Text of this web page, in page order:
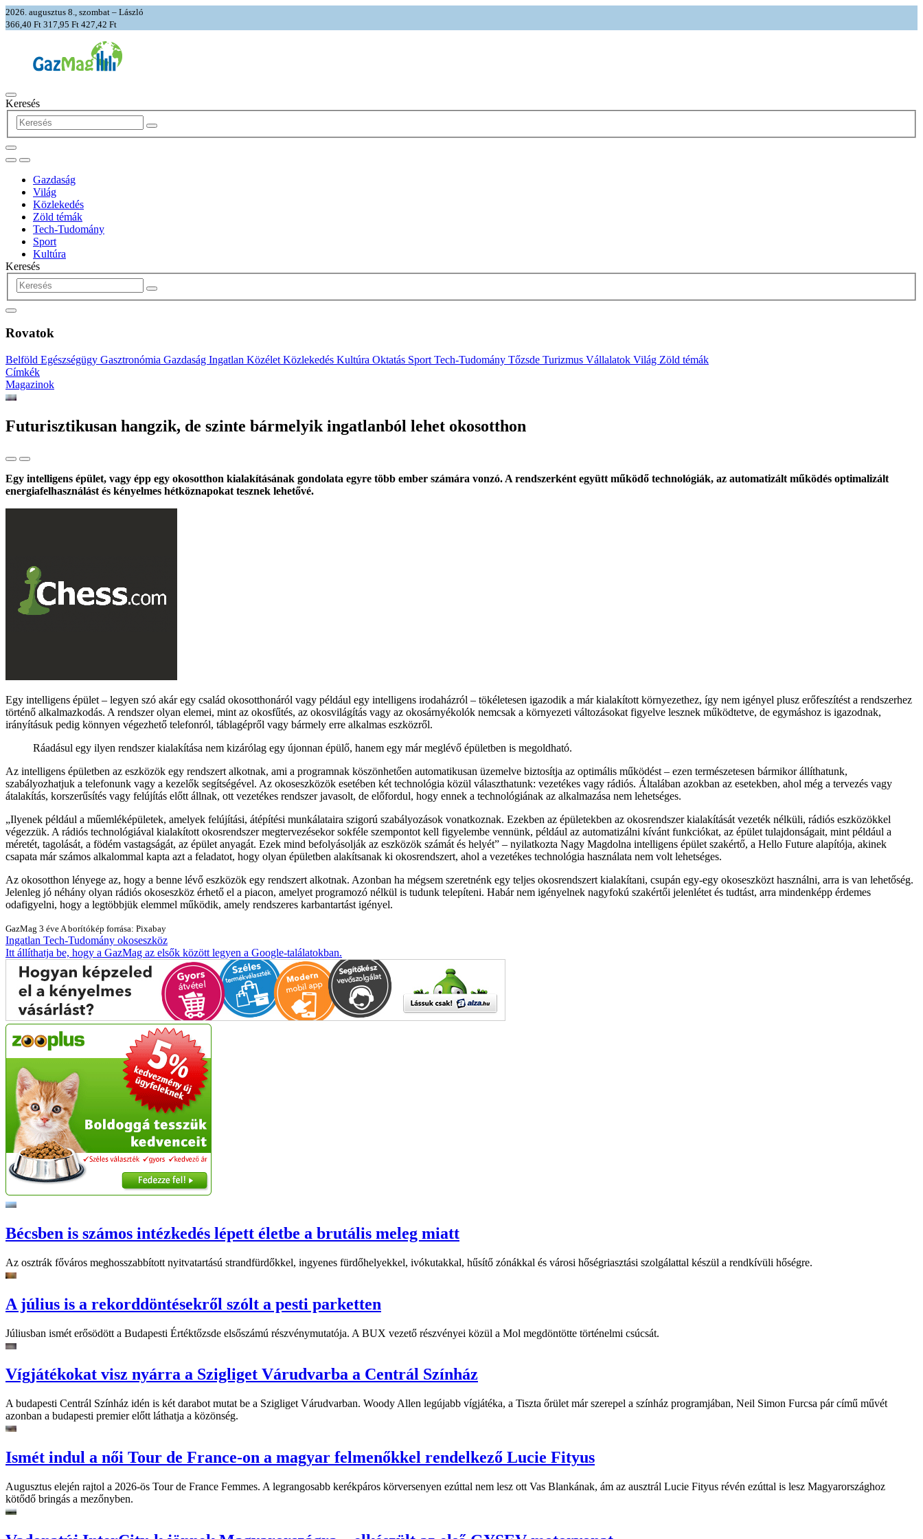
2026. augusztus 8., szombat – László
366,40 Ft 317,95 Ft 427,42 Ft
Keresés
Gazdaság
Világ
Közlekedés
Zöld témák
Tech-Tudomány
Sport
Kultúra
Keresés
Rovatok
Belföld Egészségügy Gasztronómia Gazdaság Ingatlan Közélet Közlekedés Kultúra Oktatás Sport Tech-Tudomány Tőzsde Turizmus Vállalatok Világ Zöld témák
Címkék
Magazinok
Futurisztikusan hangzik, de szinte bármelyik ingatlanból lehet okosotthon
Egy intelligens épület, vagy épp egy okosotthon kialakításának gondolata egyre több ember számára vonzó. A rendszerként együtt működő technológiák, az automatizált működés optimalizált
energiafelhasználást és kényelmes hétköznapokat tesznek lehetővé.
Egy intelligens épület – legyen szó akár egy család okosotthonáról vagy például egy intelligens irodaházról – tökéletesen igazodik a már kialakított környezethez, így nem igényel plusz erőfeszítést a rendszerhez
történő alkalmazkodás. A rendszer olyan elemei, mint az okosfűtés, az okosvilágítás vagy az okosárnyékolók nemcsak a környezeti változásokat figyelve lesznek működtetve, de egymáshoz is igazodnak,
irányításuk pedig könnyen végezhető telefonról, táblagépről vagy bármely erre alkalmas eszközről.
Ráadásul egy ilyen rendszer kialakítása nem kizárólag egy újonnan épülő, hanem egy már meglévő épületben is megoldható.
Az intelligens épületben az eszközök egy rendszert alkotnak, ami a programnak köszönhetően automatikusan üzemelve biztosítja az optimális működést – ezen természetesen bármikor állíthatunk,
szabályozhatjuk a telefonunk vagy a kezelők segítségével. Az okoseszközök esetében két technológia közül választhatunk: vezetékes vagy rádiós. Általában azokban az esetekben, ahol még a tervezés vagy
átalakítás, korszerűsítés vagy felújítás előtt állnak, ott vezetékes rendszer javasolt, de előfordul, hogy ennek a technológiának az alkalmazása nem lehetséges.
Ilyenek például a műemléképületek, amelyek felújítási, átépítési munkálataira szigorú szabályozások vonatkoznak. Ezekben az épületekben az okosrendszer kialakítását vezeték nélküli, rádiós eszközökkel
végezzük. A rádiós technológiával kialakított okosrendszer megtervezésekor sokféle szempontot kell figyelembe vennünk, például az automatizálni kívánt funkciókat, az épület tulajdonságait, mint például a
méretét, tagolását, a födém vastagságát, az épület anyagát. Ezek mind befolyásolják az eszközök számát és helyét
– nyilatkozta Nagy Magdolna intelligens épület szakértő, a Hello Future alapítója, akinek
csapata már számos alkalommal kapta azt a feladatot, hogy olyan épületben alakítsanak ki okosrendszert, ahol a vezetékes technológia használata nem volt lehetséges.
Az okosotthon lényege az, hogy a benne lévő eszközök egy rendszert alkotnak. Azonban ha mégsem szeretnénk egy teljes okosrendszert kialakítani, csupán egy-egy okoseszközt használni, arra is van lehetőség.
Jelenleg jó néhány olyan rádiós okoseszköz érhető el a piacon, amelyet programozó nélkül is tudunk telepíteni. Habár nem igényelnek nagyfokú szakértői jelenlétet és tudtást, arra mindenképp érdemes
odafigyelni, hogy a legtöbbjük elemmel működik, amely rendszeres karbantartást igényel.
GazMag 3 éve A borítókép forrása: Pixabay
Ingatlan Tech-Tudomány okoseszköz
Itt állíthatja be, hogy a GazMag az elsők között legyen a Google-találatokban.
Bécsben is számos intézkedés lépett életbe a brutális meleg miatt
Az osztrák főváros meghosszabbított nyitvatartású strandfürdőkkel, ingyenes fürdőhelyekkel, ivókutakkal, hűsítő zónákkal és városi hőségriasztási szolgálattal készül a rendkívüli hőségre.
A július is a rekorddöntésekről szólt a pesti parketten
Júliusban ismét erősödött a Budapesti Értéktőzsde elsőszámú részvénymutatója. A BUX vezető részvényei közül a Mol megdöntötte történelmi csúcsát.
Vígjátékokat visz nyárra a Szigliget Várudvarba a Centrál Színház
A budapesti Centrál Színház idén is két darabot mutat be a Szigliget Várudvarban. Woody Allen legújabb vígjátéka, a Tiszta őrület már szerepel a színház programjában, Neil Simon Furcsa pár című művét
azonban a budapesti premier előtt láthatja a közönség.
Ismét indul a női Tour de France-on a magyar felmenőkkel rendelkező Lucie Fityus
Augusztus elején rajtol a 2026-ös Tour de France Femmes. A legrangosabb kerékpáros körversenyen ezúttal nem lesz ott Vas Blankának, ám az ausztrál Lucie Fityus révén ezúttal is lesz Magyarországhoz
kötődő bringás a mezőnyben.